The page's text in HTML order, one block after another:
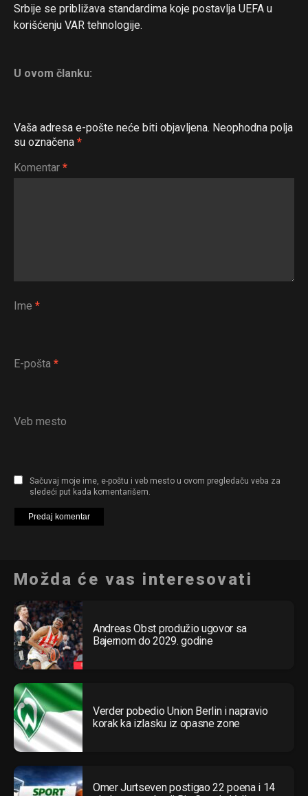
Srbije se približava standardima koje postavlja UEFA u
korišćenju VAR tehnologije.
U ovom članku:
Vaša adresa e-pošte neće biti objavljena. Neophodna polja
su označena *
Komentar *
Ime *
E-pošta *
Veb mesto
Sačuvaj moje ime, e-poštu i veb mesto u ovom pregledaču veba za
sledeći put kada komentarišem.
Možda će vas interesovati
Andreas Obst produžio ugovor sa
Bajernom do 2029. godine
Verder pobedio Union Berlin i napravio
korak ka izlasku iz opasne zone
Omer Jurtseven postigao 22 poena i 14
Flipboard